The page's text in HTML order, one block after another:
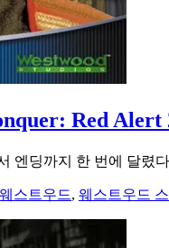
Red Alert
엔딩까지 한 번에 달렸
웨스트우드, 웨스트우드